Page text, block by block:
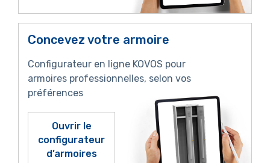
Concevez votre armoire
Configurateur en ligne KOVOS pour
armoires professionnelles, selon vos
préférences
Ouvrir le
configurateur
d’armoires